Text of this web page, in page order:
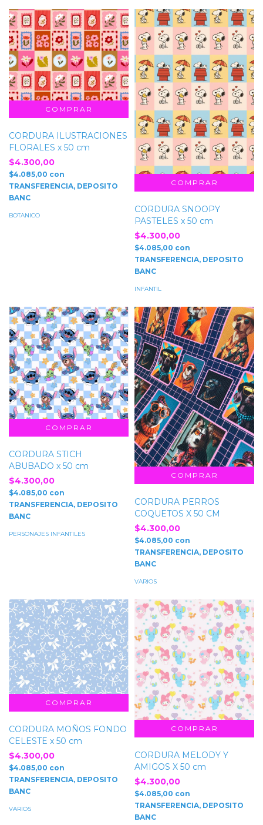
CORDURA ILUSTRACIONES
FLORALES x 50 cm
$4.300,00
$4.085,00 con
TRANSFERENCIA, DEPOSITO
BANC
BOTANICO
CORDURA SNOOPY
PASTELES x 50 cm
$4.300,00
$4.085,00 con
TRANSFERENCIA, DEPOSITO
BANC
INFANTIL
CORDURA STICH
ABUBADO x 50 cm
$4.300,00
$4.085,00 con
TRANSFERENCIA, DEPOSITO
BANC
PERSONAJES INFANTILES
CORDURA PERROS
COQUETOS X 50 CM
$4.300,00
$4.085,00 con
TRANSFERENCIA, DEPOSITO
BANC
VARIOS
CORDURA MOÑOS FONDO
CELESTE x 50 cm
$4.300,00
$4.085,00 con
TRANSFERENCIA, DEPOSITO
BANC
VARIOS
CORDURA MELODY Y
AMIGOS X 50 cm
$4.300,00
$4.085,00 con
TRANSFERENCIA, DEPOSITO
BANC